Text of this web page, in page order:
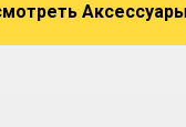
Аксессуары